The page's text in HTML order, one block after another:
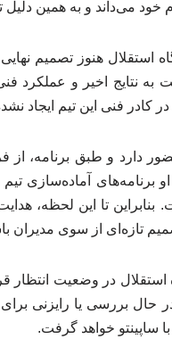
خود می‌داند و به همین
هنوز تصمیم نهایی
به نتایج اخیر و عملکرد
کادر فنی این تیم ایجاد
دارد و طبق برنامه، از
برنامه‌های آماده‌سازی
تا این لحظه،
تازه‌ای از سوی مدیران
در وضعیت انتظار
بررسی یا رایزنی برای
ساپینتو خواهد گرفت.